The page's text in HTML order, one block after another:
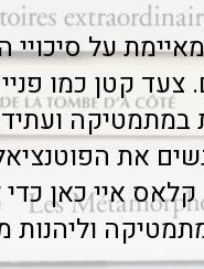
על
צעד קטן כמו
במתמטיקה
את
איי כאן